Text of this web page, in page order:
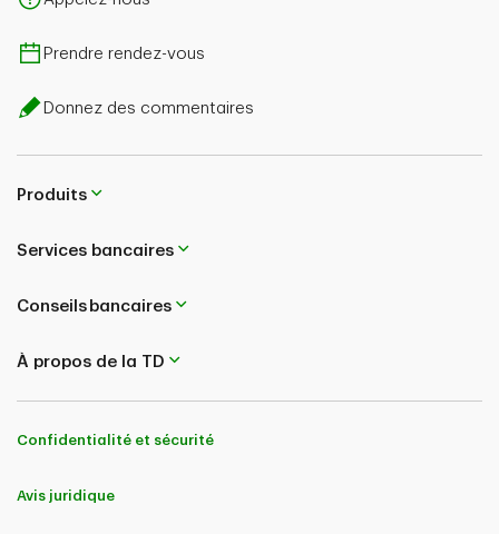
Prendre rendez-vous
Donnez des commentaires
Produits
Services bancaires
Conseils bancaires
À propos de la TD
Confidentialité et sécurité
Avis juridique